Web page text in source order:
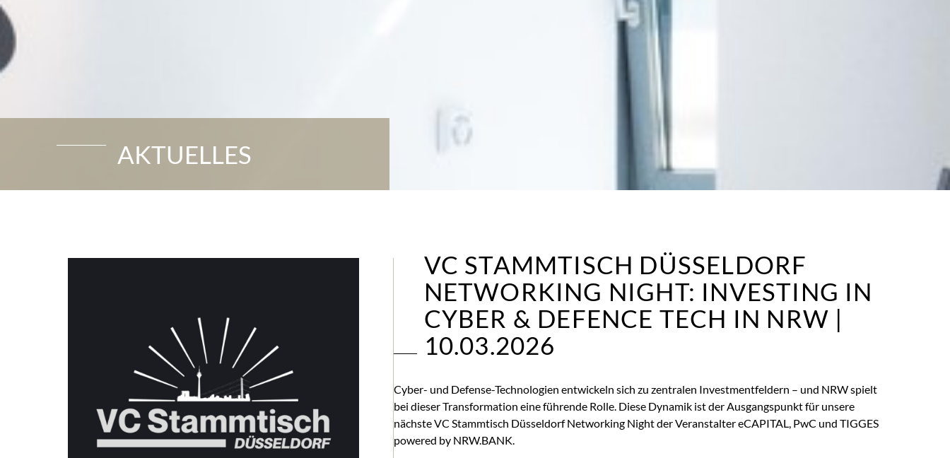
AKTUELLES
VC STAMMTISCH DÜSSELDORF
NETWORKING NIGHT: INVESTING IN
CYBER & DEFENCE TECH IN NRW |
10.03.2026
Cyber- und Defense-Technologien entwickeln sich zu zentralen Investmentfeldern – und NRW spielt
bei dieser Transformation eine führende Rolle. Diese Dynamik ist der Ausgangspunkt für unsere
nächste VC Stammtisch Düsseldorf Networking Night der Veranstalter eCAPITAL, PwC und TIGGES
powered by NRW.BANK.